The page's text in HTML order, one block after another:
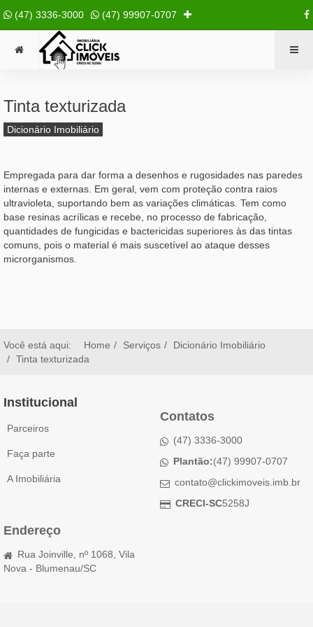
(47) 3336-3000 (47) 99907-0707
Tinta texturizada
Dicionário Imobiliário
Empregada para dar forma a desenhos e rugosidades nas paredes
internas e externas. Em geral, vem com proteção contra raios
ultravioleta, suportando bem as variações climáticas. Tem como
base resinas acrílicas e recebe, no processo de fabricação,
quantidades de fungicidas e bactericidas superiores às das tintas
comuns, pois o material é mais suscetível ao ataque desses
microrganismos.
Você está aqui: Home Serviços
Dicionário Imobiliário
Tinta texturizada
Institucional
Parceiros
Faça parte
A Imobiliária
Contatos
(47) 3336-3000
Plantão:(47) 99907-0707
contato@clickimoveis.imb.br
CRECI-SC5258J
Endereço
Rua Joinville, nº 1068, Vila
Nova - Blumenau/SC